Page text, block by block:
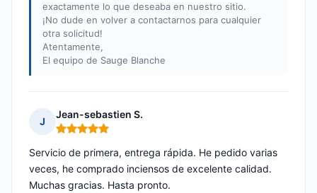
exactamente lo que deseaba en nuestro sitio.
¡No dude en volver a contactarnos para cualquier
otra solicitud!
Atentamente,
El equipo de Sauge Blanche
J
Jean-sebastien S.
Nota: 5 de 5
Servicio de primera, entrega rápida. He pedido varias
veces, he comprado inciensos de excelente calidad.
Muchas gracias. Hasta pronto.